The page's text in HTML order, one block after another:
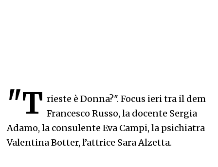
"T rieste è Donna?". Focus ieri tra il dem
Francesco Russo, la docente Sergia
Adamo, la consulente Eva Campi, la psichiatra
Valentina Botter, l’attrice Sara Alzetta.